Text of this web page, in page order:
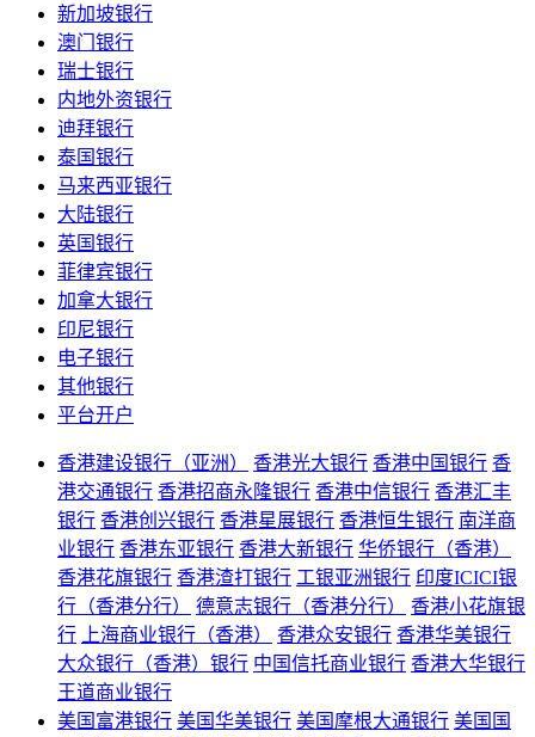
新加坡银行
澳门银行
瑞士银行
内地外资银行
迪拜银行
泰国银行
马来西亚银行
大陆银行
英国银行
菲律宾银行
加拿大银行
印尼银行
电子银行
其他银行
平台开户
香港建设银行（亚洲） 香港光大银行 香港中国银行 香
港交通银行 香港招商永隆银行 香港中信银行 香港汇丰
银行 香港创兴银行 香港星展银行 香港恒生银行 南洋商
业银行 香港东亚银行 香港大新银行 华侨银行（香港）
香港花旗银行 香港渣打银行 工银亚洲银行 印度ICICI银
行（香港分行）
德意志银行（香港分行）
香港小花旗银
行
上海商业银行（香港） 香港众安银行 香港华美银行
大众银行（香港）银行 中国信托商业银行 香港大华银行
王道商业银行
美国富港银行 美国华美银行 美国摩根大通银行 美国国